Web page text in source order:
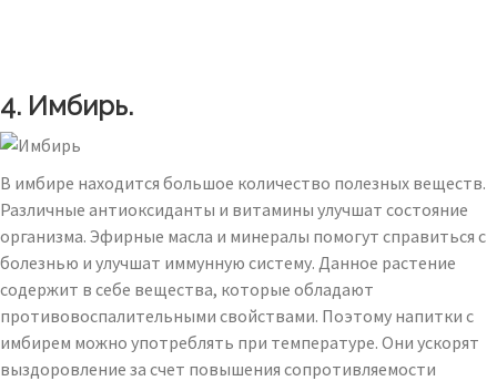
4. Имбирь.
В имбире находится большое количество полезных веществ.
Различные антиоксиданты и витамины улучшат состояние
организма. Эфирные масла и минералы помогут справиться с
болезнью и улучшат иммунную систему. Данное растение
содержит в себе вещества, которые обладают
противовоспалительными свойствами. Поэтому напитки с
имбирем можно употреблять при температуре. Они ускорят
выздоровление за счет повышения сопротивляемости